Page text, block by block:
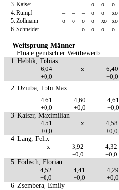
3. Kaiser – – – o o o
4. Rumpf – – – o o xo
5. Zollmann o o o o xo xo
6. Schneider – – o o o o
Weitsprung Männer
Finale gemischter Wettbewerb
1.
Heblik, Tobias
6,04
x 6,40
+0,0
+0,0
2. Dziuba, Tobi Max
4,61
4,60 4,61
+0,0
+0,0 +0,0
3. Kaiser, Maximilian
4,51
x 4,58
+0,0
+0,0
4. Lang, Felix
x
3,92 4,32
+0,0
+0,0
5. Födisch, Florian
4,52
4,41 4,29
+0,0
+0,0 +0,0
6. Zsembera, Emily